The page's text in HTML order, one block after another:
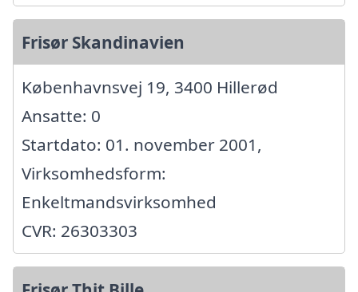
Frisør Skandinavien
Københavnsvej 19, 3400 Hillerød
Ansatte: 0
Startdato: 01. november 2001,
Virksomhedsform:
Enkeltmandsvirksomhed
CVR: 26303303